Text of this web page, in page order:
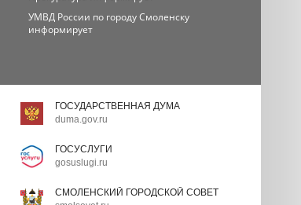
УМВД России по городу Смоленску
информирует
ГОСУДАРСТВЕННАЯ ДУМА
duma.gov.ru
ГОСУСЛУГИ
gosuslugi.ru
СМОЛЕНСКИЙ ГОРОДСКОЙ СОВЕТ